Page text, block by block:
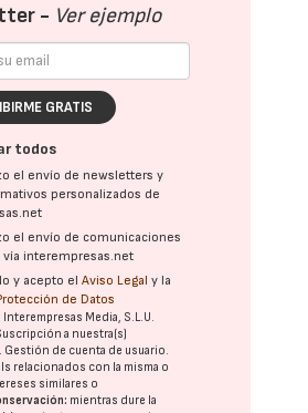
- Ver ejemplo
GRATIS
todos
el envío de newsletters y
personalizados de
el envío de comunicaciones
vía interempresas.net
y acepto elAviso Legal y la
de Datos
Interempresas Media, S.L.U.
a nuestra(s)
de cuenta de usuario.
relacionados con la misma o
similares o
mientras dure la